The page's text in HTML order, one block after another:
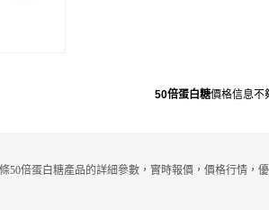
50倍蛋白糖價格信息不
50倍蛋白糖產品的詳細參數，實時報價，價格行情，